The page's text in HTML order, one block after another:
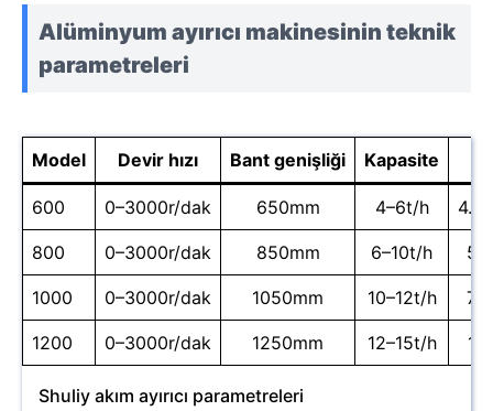
Alüminyum ayırıcı makinesinin teknik
parametreleri
Model Devir hızı Bant genişliği Kapasite
600 0–3000r/dak 650mm 4–6t/h 4.0
800 0–3000r/dak 850mm 6–10t/h
1000 0–3000r/dak 1050mm 10–12t/h
1200 0–3000r/dak 1250mm 12–15t/h 11
Shuliy akım ayırıcı parametreleri